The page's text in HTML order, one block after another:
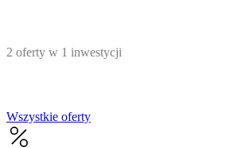
2 oferty w 1 inwestycji
Wszystkie oferty